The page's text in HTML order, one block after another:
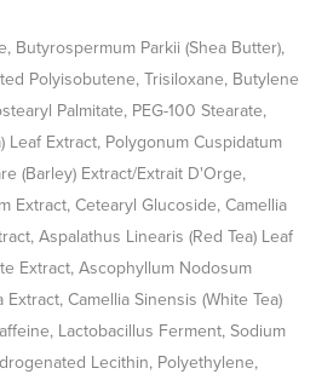
Butyrospermum Parkii (Shea Butter),
Polyisobutene, Trisiloxane, Butylene
Palmitate, PEG-100 Stearate,
Leaf Extract, Polygonum Cuspidatum
(Barley) Extract/Extrait D'Orge,
Extract, Cetearyl Glucoside, Camellia
Aspalathus Linearis (Red Tea) Leaf
Extract, Ascophyllum Nodosum
Camellia Sinensis (White Tea)
Lactobacillus Ferment, Sodium
Lecithin, Polyethylene,